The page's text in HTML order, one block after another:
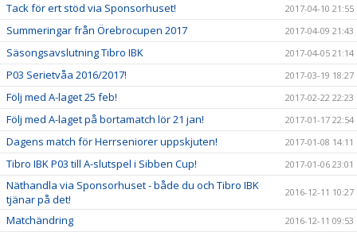
Tack för ert stöd via Sponsorhuset! 2017-04-10 21:55
Summeringar från Örebrocupen 2017 2017-04-09 21:43
Säsongsavslutning Tibro IBK 2017-04-05 21:14
P03 Serietvåa 2016/2017! 2017-03-19 18:27
Följ med A-laget 25 feb! 2017-02-22 22:23
Följ med A-laget på bortamatch lör 21 jan! 2017-01-17 22:54
Dagens match för Herrseniorer uppskjuten! 2017-01-08 14:11
Tibro IBK P03 till A-slutspel i Sibben Cup! 2017-01-06 23:01
Näthandla via Sponsorhuset - både du och Tibro IBK
tjänar på det!
2016-12-11 10:27
Matchändring 2016-12-11 09:53